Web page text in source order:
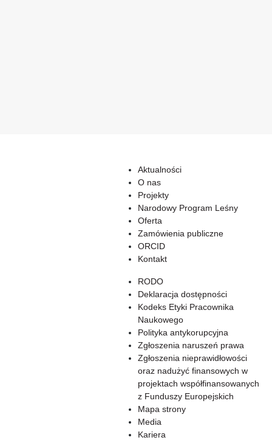
Aktualności
O nas
Projekty
Narodowy Program Leśny
Oferta
Zamówienia publiczne
ORCID
Kontakt
RODO
Deklaracja dostępności
Kodeks Etyki Pracownika
Naukowego
Polityka antykorupcyjna
Zgłoszenia naruszeń prawa
Zgłoszenia nieprawidłowości
oraz nadużyć finansowych w
projektach współfinansowanych
z Funduszy Europejskich
Mapa strony
Media
Kariera